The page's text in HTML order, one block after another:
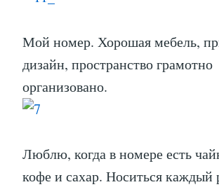
Мой номер. Хорошая мебель,
дизайн, пространство грамотно
организовано.
Люблю, когда в номере есть
кофе и сахар. Носиться каждый